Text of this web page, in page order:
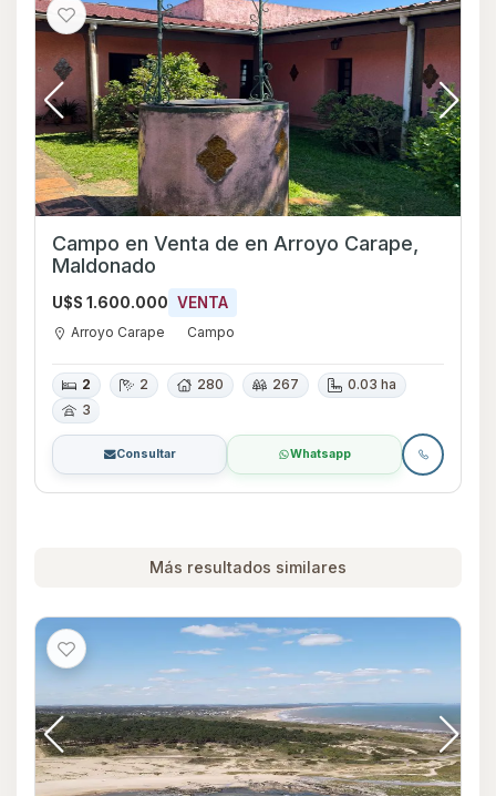
Campo en Venta de en Arroyo Carape,
Maldonado
U$S 1.600.000 VENTA
Arroyo Carape Campo
2 2 280 267
0.03 ha
3
Consultar Whatsapp
Más resultados similares